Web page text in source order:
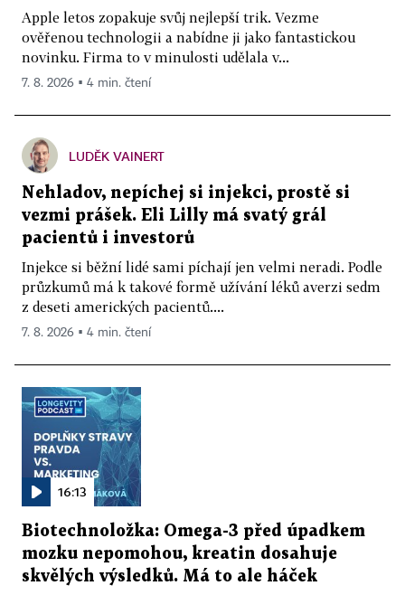
Apple letos zopakuje svůj nejlepší trik. Vezme
ověřenou technologii a nabídne ji jako fantastickou
novinku. Firma to v minulosti udělala v...
7. 8. 2026 ▪ 4 min. čtení
LUDĚK VAINERT
Nehladov, nepíchej si injekci, prostě si
vezmi prášek. Eli Lilly má svatý grál
pacientů i investorů
Injekce si běžní lidé sami píchají jen velmi neradi. Podle
průzkumů má k takové formě užívání léků averzi sedm
z deseti amerických pacientů....
7. 8. 2026 ▪ 4 min. čtení
16:13
Biotechnoložka: Omega-3 před úpadkem
mozku nepomohou, kreatin dosahuje
skvělých výsledků. Má to ale háček